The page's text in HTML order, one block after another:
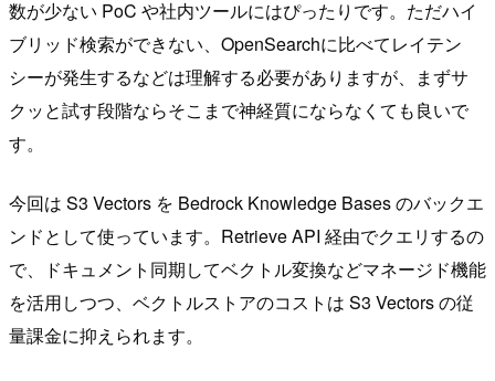
数が少ない PoC や社内ツールにはぴったりです。ただハイ
ブリッド検索ができない、OpenSearchに比べてレイテン
シーが発生するなどは理解する必要がありますが、まずサ
クッと試す段階ならそこまで神経質にならなくても良いで
す。
今回は S3 Vectors を Bedrock Knowledge Bases のバックエ
ンドとして使っています。Retrieve API 経由でクエリするの
で、ドキュメント同期してベクトル変換などマネージド機能
を活用しつつ、ベクトルストアのコストは S3 Vectors の従
量課金に抑えられます。